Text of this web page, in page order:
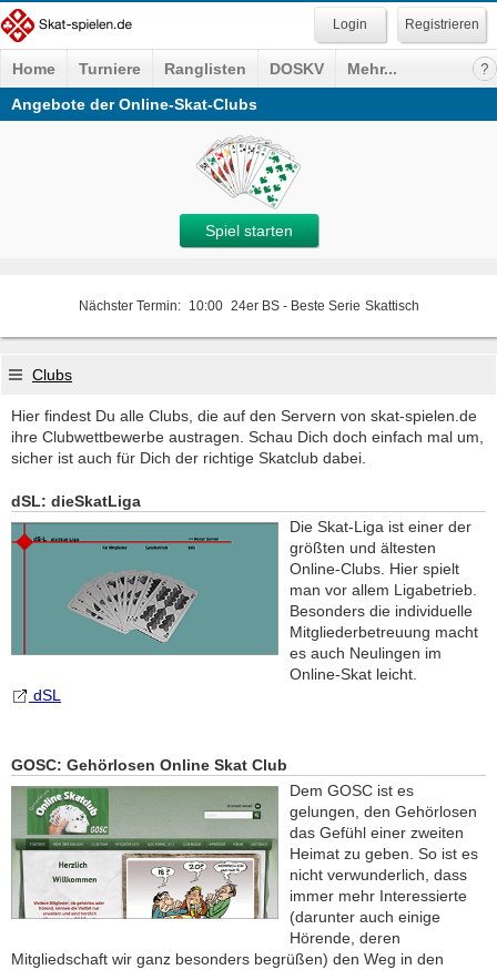
Registrieren
Home Turniere Ranglisten DOSKV
Mehr...
Angebote der Online-Skat-Clubs
Spiel starten
Nächster Termin: 10:00 24er BS - Beste Serie Skattisch
Clubs
Hier findest Du alle Clubs, die auf den Servern von skat-spielen.de
ihre Clubwettbewerbe austragen. Schau Dich doch einfach mal um,
sicher ist auch für Dich der richtige Skatclub dabei.
dSL: dieSkatLiga
Die Skat-Liga ist einer der
größten und ältesten
Online-Clubs. Hier spielt
man vor allem Ligabetrieb.
Besonders die individuelle
Mitgliederbetreuung macht
es auch Neulingen im
Online-Skat leicht.
dSL
GOSC: Gehörlosen Online Skat Club
Dem GOSC ist es
gelungen, den Gehörlosen
das Gefühl einer zweiten
Heimat zu geben. So ist es
nicht verwunderlich, dass
immer mehr Interessierte
(darunter auch einige
Hörende, deren
Mitgliedschaft wir ganz besonders begrüßen) den Weg in den